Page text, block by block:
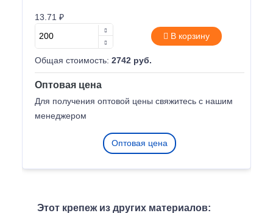
13.71 ₽
В корзину
Общая стоимость: 2742 руб.
Оптовая цена
Для получения оптовой цены свяжитесь с нашим
менеджером
Оптовая цена
Этот крепеж из других материалов: